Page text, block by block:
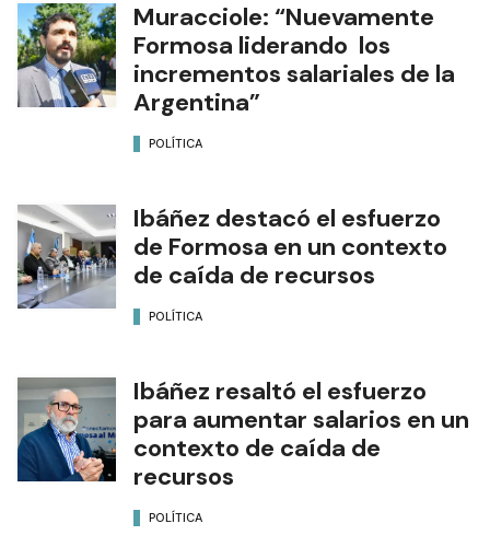
Muracciole: “Nuevamente
Formosa liderando los
incrementos salariales de la
Argentina”
POLÍTICA
Ibáñez destacó el esfuerzo
de Formosa en un contexto
de caída de recursos
POLÍTICA
Ibáñez resaltó el esfuerzo
para aumentar salarios en un
contexto de caída de
recursos
POLÍTICA